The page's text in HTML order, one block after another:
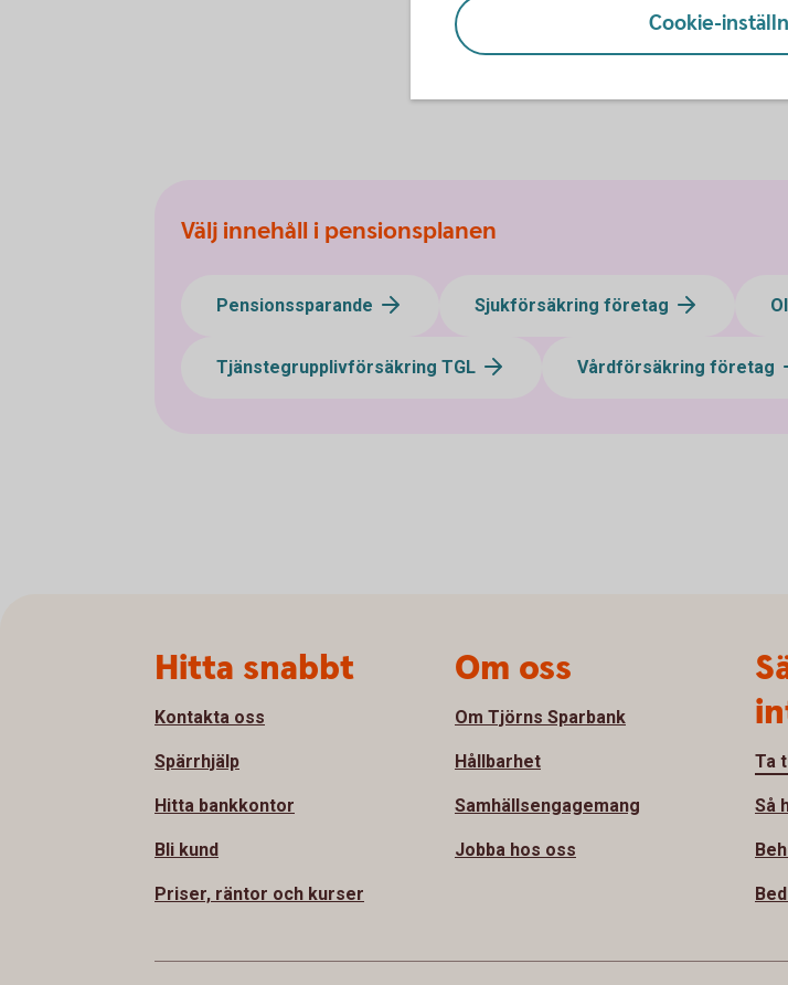
Välj innehåll i pensionsplanen
Pensionssparande Sjukförsäkring företag
Tjänstegrupplivförsäkring TGL Vårdförsäkring företag
Cookie-
Hitta snabbt
Kontakta oss
Spärrhjälp
Hitta bankkontor
Bli kund
Priser, räntor och kurser
Om oss
Om Tjörns Sparbank
Hållbarhet
Samhällsengagemang
Jobba hos oss
Ta
Så